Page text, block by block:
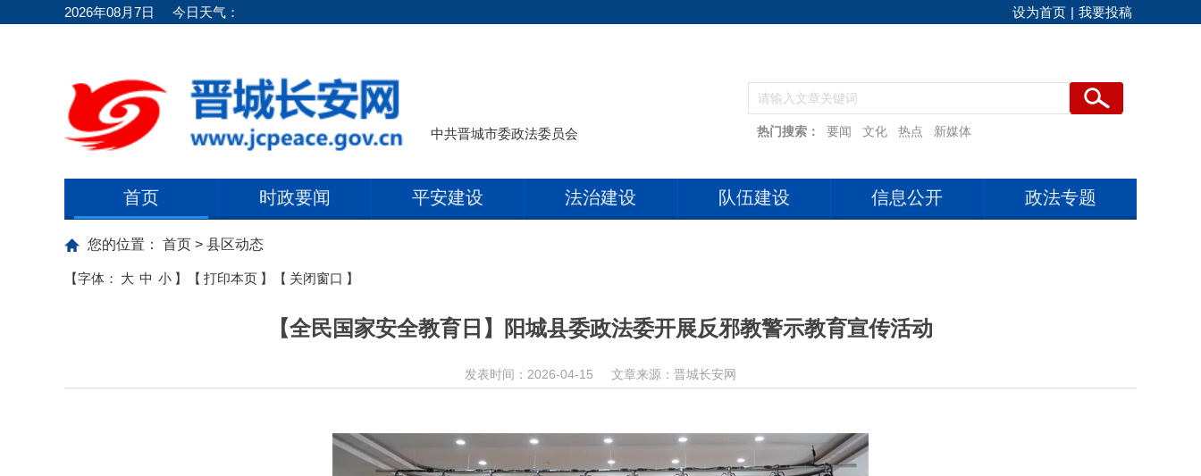
2026年08月7日 今日天气： 设为首页 | 我要投稿
中共晋城市委政法委员会 热门搜索： 要闻 文化 热点 新媒体
首页 时政要闻 平安建设 法治建设 队伍建设 信息公开 政法专题
您的位置： 首页 > 县区动态
【字体： 大 中 小 】 【 打印本页 】 【 关闭窗口 】
【全民国家安全教育日】阳城县委政法委开展反邪教警示教育宣传活动
发表时间：2026-04-15 文章来源：晋城长安网